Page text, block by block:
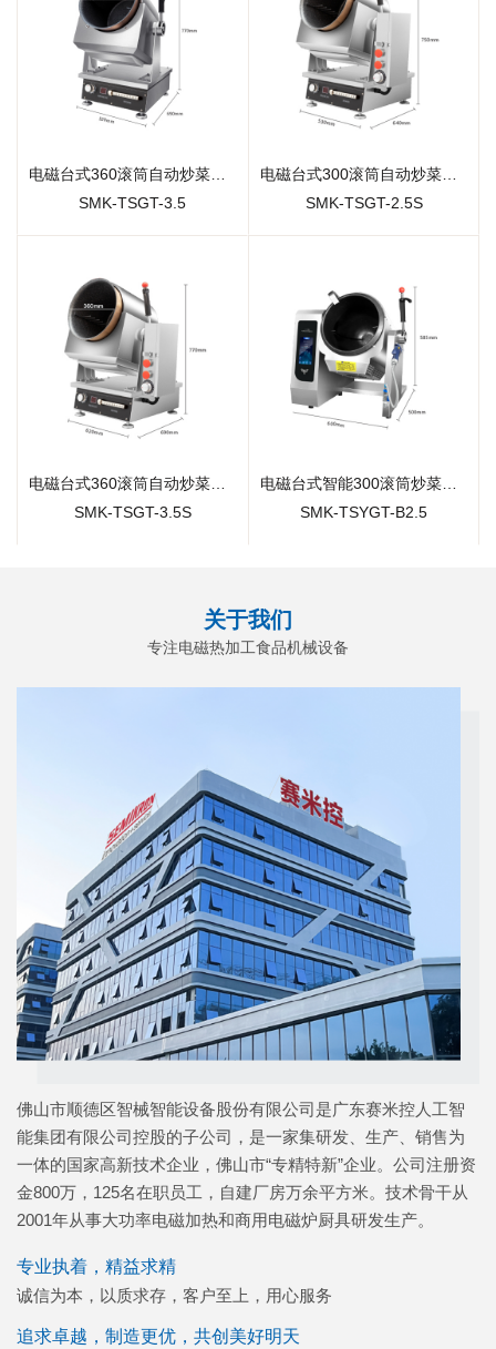
SMK-TSGT-3.5
SMK-TSGT-2.5S
电磁台式360滚筒自动炒菜机(手自一体)
SMK-TSGT-3.5S
电磁台式智能300滚筒炒菜机(圆底)
SMK-TSYGT-B2.5
关于我们
专注电磁热加工食品机械设备
佛山市顺德区智械智能设备股份有限公司是广东赛米控人工智
能集团有限公司控股的子公司，是一家集研发、生产、销售为
一体的国家高新技术企业，佛山市“专精特新”企业。公司注册资
金800万，125名在职员工，自建厂房万余平方米。技术骨干从
2001年从事大功率电磁加热和商用电磁炉厨具研发生产。
专业执着，精益求精
诚信为本，以质求存，客户至上，用心服务
追求卓越，制造更优，共创美好明天